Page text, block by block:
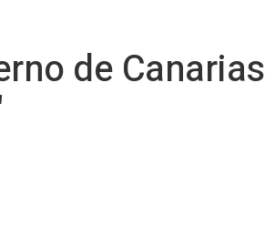
de Canarias